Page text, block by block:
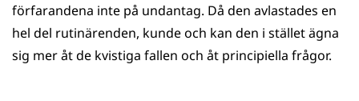
förfarandena inte på undantag. Då den avlastades en
hel del rutinärenden, kunde och kan den i stället ägna
sig mer åt de kvistiga fallen och åt principiella frågor.